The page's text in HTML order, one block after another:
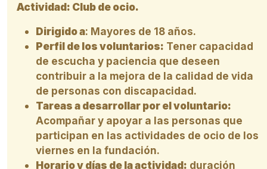
Actividad: Club de ocio.
Dirigido a: Mayores de 18 años.
Perfil de los voluntarios: Tener capacidad
de escucha y paciencia que deseen
contribuir a la mejora de la calidad de vida
de personas con discapacidad.
Tareas a desarrollar por el voluntario:
Acompañar y apoyar a las personas que
participan en las actividades de ocio de los
viernes en la fundación.
Horario y días de la actividad: duración